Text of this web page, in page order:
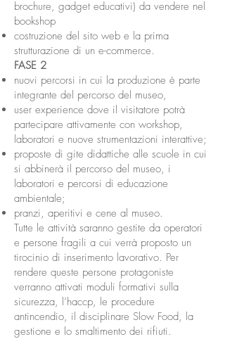
brochure, gadget educativi) da vendere nel
bookshop
costruzione del sito web e la prima
strutturazione di un e-commerce.
FASE 2
nuovi percorsi in cui la produzione è parte
integrante del percorso del museo,
user experience dove il visitatore potrà
partecipare attivamente con workshop,
laboratori e nuove strumentazioni interattive;
proposte di gite didattiche alle scuole in cui
si abbinerà il percorso del museo, i
laboratori e percorsi di educazione
ambientale;
pranzi, aperitivi e cene al museo.
Tutte le attività saranno gestite da operatori
e persone fragili a cui verrà proposto un
tirocinio di inserimento lavorativo. Per
rendere queste persone protagoniste
verranno attivati moduli formativi sulla
sicurezza, l’haccp, le procedure
antincendio, il disciplinare Slow Food, la
gestione e lo smaltimento dei rifiuti.